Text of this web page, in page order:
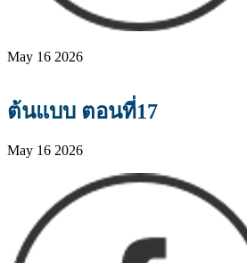
May 16 2026
ต้นแบบ ตอนที่17
May 16 2026